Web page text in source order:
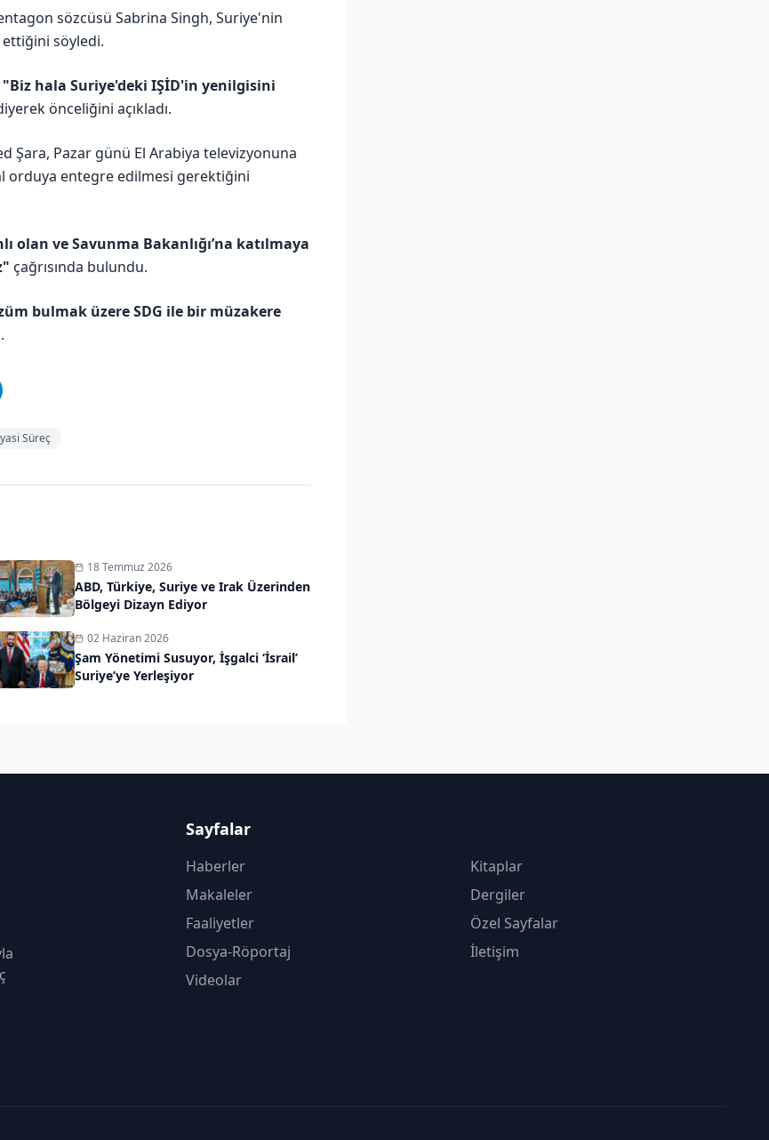
sözcüsü Sabrina Singh, Suriye'nin
ettiğini söyledi.
"Biz hala Suriye'deki IŞİD'in yenilgisini
önceliğini açıkladı.
Şara, Pazar günü El Arabiya televizyonuna
orduya entegre edilmesi gerektiğini
olan ve Savunma Bakanlığı’na katılmaya
çağrısında bulundu.
bulmak üzere SDG ile bir müzakere
Süreç
18 Temmuz 2026
ABD, Türkiye, Suriye ve Irak Üzerinden
Bölgeyi Dizayn Ediyor
02 Haziran 2026
Şam Yönetimi Susuyor, İşgalci ‘İsrail’
Suriye’ye Yerleşiyor
Sayfalar
Haberler
Makaleler
Faaliyetler
Dosya-Röportaj
Videolar
Kitaplar
Dergiler
Özel Sayfalar
İletişim